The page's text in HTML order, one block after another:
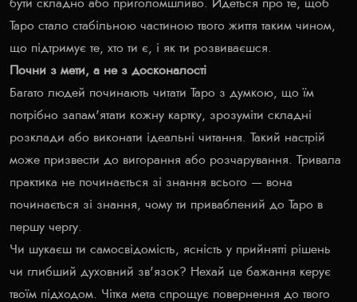
бути складно або приголомшливо. Йдеться про те, щоб
Таро стало стабільною частиною твого життя таким чином,
що підтримує те, хто ти є, і як ти розвиваєшся.
Почни з мети, а не з досконалості
Багато людей починають читати Таро з думкою, що їм
потрібно запам'ятати кожну картку, зрозуміти складні
розклади або виконати ідеальні читання. Такий настрій
може призвести до вигорання або розчарування. Тривала
практика не починається зі знання всього — вона
починається зі знання, чому ти приваблений до Таро в
першу чергу.
Чи шукаєш ти самосвідомість, ясність у прийнятті рішень
чи глибший духовний зв'язок? Нехай це бажання керує
твоїм підходом. Чітка мета спрощує повернення до твого